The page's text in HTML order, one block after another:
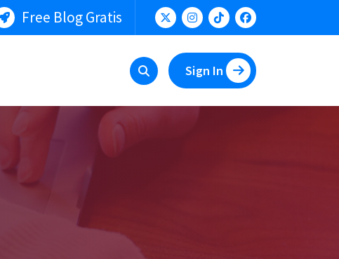
Free Blog Gratis
Sign In